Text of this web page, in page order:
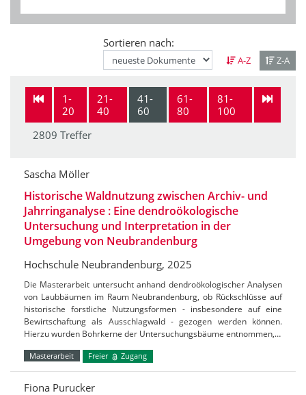
Sortieren nach:
A-Z Z-A
1-
20
21-
40
41-
60
61-
80
81-
100
2809 Treffer
Sascha Möller
Historische Waldnutzung zwischen Archiv- und
Jahrringanalyse : Eine dendroökologische
Untersuchung und Interpretation in der
Umgebung von Neubrandenburg
Hochschule Neubrandenburg, 2025
Die Masterarbeit untersucht anhand dendroökologischer Analysen
von Laubbäumen im Raum Neubrandenburg, ob Rückschlüsse auf
historische forstliche Nutzungsformen - insbesondere auf eine
Bewirtschaftung als Ausschlagwald - gezogen werden können.
Hierzu wurden Bohrkerne der Untersuchungsbäume entnommen,…
Masterarbeit Freier Zugang
Fiona Purucker